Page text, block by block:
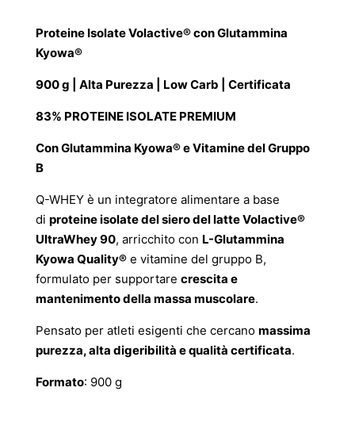
originale
era:
attuale
è:
Proteine Isolate Volactive® con Glutammina
Kyowa®
900 g | Alta Purezza | Low Carb | Certificata
83% PROTEINE ISOLATE PREMIUM
Con Glutammina Kyowa® e Vitamine del Gruppo
B
Q-WHEY è un integratore alimentare a base
di proteine isolate del siero del latte Volactive®
UltraWhey 90, arricchito con L-Glutammina
Kyowa Quality®e vitamine del gruppo B,
formulato per supportare crescita e
mantenimento della massa muscolare.
Pensato per atleti esigenti che cercano massima
purezza, alta digeribilità e qualità certificata.
Formato: 900 g